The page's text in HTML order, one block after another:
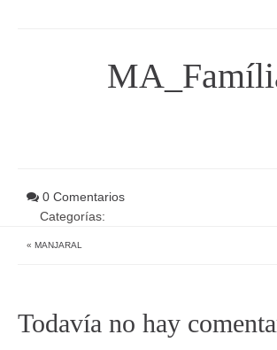
0 Comentarios
Categorías:
« MANJARAL
Todavía no hay